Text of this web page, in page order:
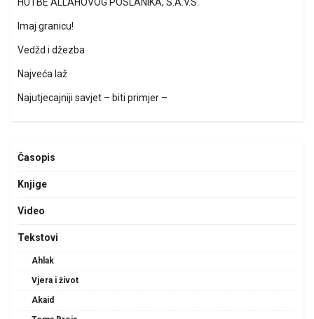
Imaj granicu!
Vedžd i džezba
Najveća laž
Najutjecajniji savjet – biti primjer –
Časopis
Knjige
Video
Tekstovi
Ahlak
Vjera i život
Akaid